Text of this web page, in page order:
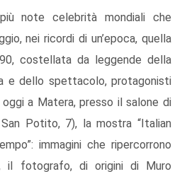
note celebrità mondiali che
nei ricordi di un’epoca, quella
costellata da leggende della
e dello spettacolo, protagonisti
a Matera, presso il salone di
Potito, 7), la mostra “Italian
immagini che ripercorrono
il fotografo, di origini di Muro